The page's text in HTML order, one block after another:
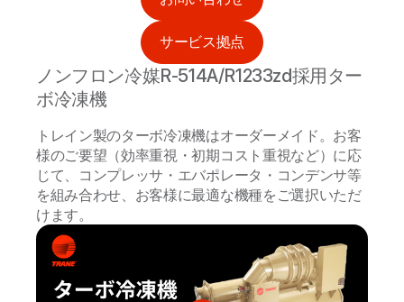
サービス拠点
ノンフロン冷媒R-514A/R1233zd採用ター
ボ冷凍機
トレイン製のターボ冷凍機はオーダーメイド。お客
様のご要望（効率重視・初期コスト重視など）に応
じて、コンプレッサ・エバポレータ・コンデンサ等
を組み合わせ、お客様に最適な機種をご選択いただ
けます。